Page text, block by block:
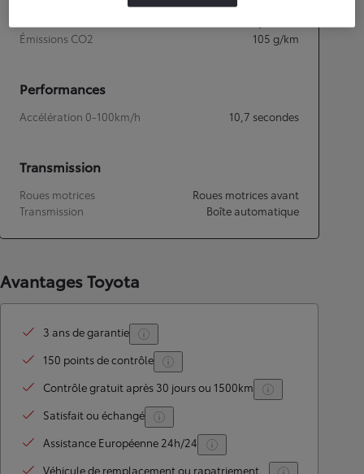
Émissions CO2
105 g/km
Performances
Accélération 0-100km/h 10,7 secondes
Transmission
Roues motrices
Roues motrices avant
Transmission
Boîte automatique
Avantages Toyota
3 ans de garantie
150 points de contrôle
Contrôle gratuit après 30 jours ou 1500km
Satisfait ou échangé
Assistance Européenne 24h/24
Véhicule de remplacement ou rapatriement